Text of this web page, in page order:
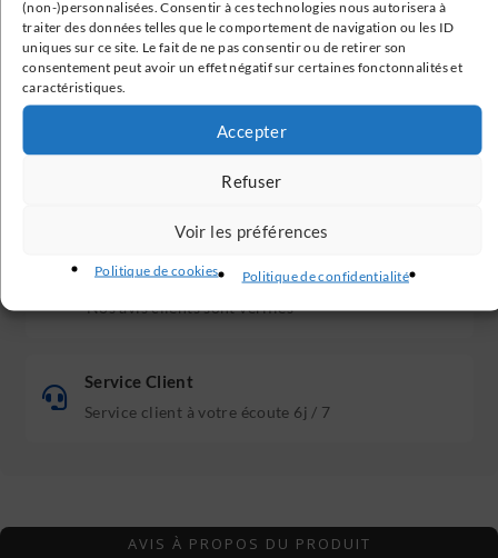
(non-)personnalisées. Consentir à ces technologies nous autorisera à
traiter des données telles que le comportement de navigation ou les ID
uniques sur ce site. Le fait de ne pas consentir ou de retirer son
consentement peut avoir un effet négatif sur certaines fonctonnalités et
caractéristiques.
Accepter
Refuser
Voir les préférences
Politique de cookies Politique de confidentialité
Livraison Gratuite
En France métropolitaine à partir de 199€
Avis Clients Vérifiés
Nos avis clients sont vérifiés
Service Client
Service client à votre écoute 6j / 7
AVIS À PROPOS DU PRODUIT